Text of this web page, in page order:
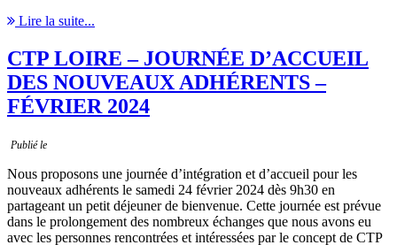
Lire la suite...
CTP LOIRE – JOURNÉE D’ACCUEIL
DES NOUVEAUX ADHÉRENTS –
FÉVRIER 2024
Publié le
Nous proposons une journée d’intégration et d’accueil pour les
nouveaux adhérents le samedi 24 février 2024 dès 9h30 en
partageant un petit déjeuner de bienvenue. Cette journée est prévue
dans le prolongement des nombreux échanges que nous avons eu
avec les personnes rencontrées et intéressées par le concept de CTP